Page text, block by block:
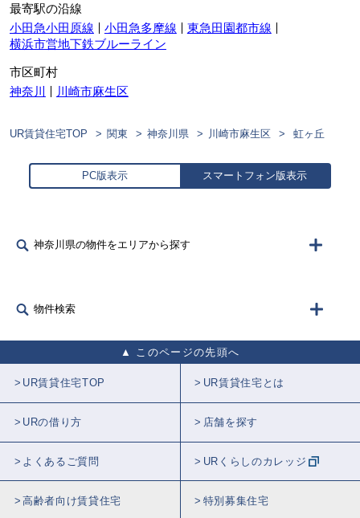
最寄駅の沿線
小田急小田原線
小田急多摩線
東急田園都市線
横浜市営地下鉄ブルーライン
市区町村
神奈川
川崎市麻生区
UR賃貸住宅TOP 関東 神奈川県 川崎市麻生区 虹ヶ丘
PC版表示 スマートフォン版表示
神奈川県の物件をエリアから探す
物件検索
このページの先頭へ
UR賃貸住宅TOP UR賃貸住宅とは
URの借り方 店舗を探す
よくあるご質問 URくらしのカレッジ
高齢者向け賃貸住宅 特別募集住宅